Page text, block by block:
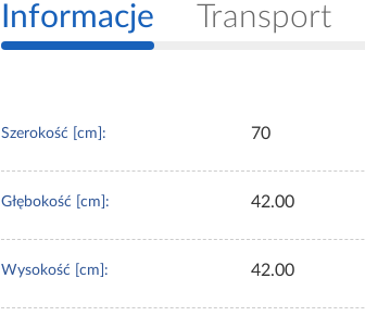
Informacje Transport
Szerokość [cm]: 70
Głębokość [cm]: 42.00
Wysokość [cm]: 42.00